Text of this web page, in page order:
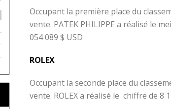
Occupant la première place du
vente. PATEK PHILIPPE a réalisé le
054 089 $ USD
ROLEX
Occupant la seconde place du
vente. ROLEX a réalisé le chiffre de 8